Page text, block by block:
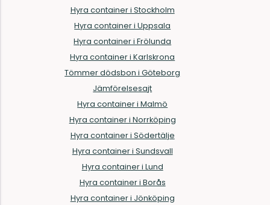
Hyra container i Stockholm
Hyra container i Uppsala
Hyra container i Frölunda
Hyra container i Karlskrona
Tömmer dödsbon i Göteborg
Jämförelsesajt
Hyra container i Malmö
Hyra container i Norrköping
Hyra container i Södertälje
Hyra container i Sundsvall
Hyra container i Lund
Hyra container i Borås
Hyra container i Jönköping